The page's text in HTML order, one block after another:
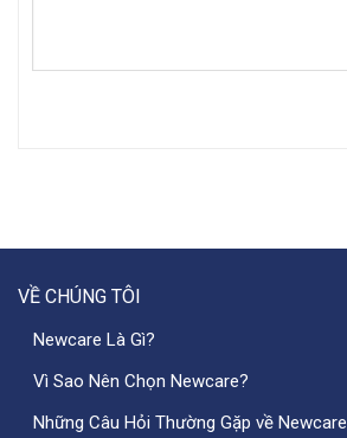
VỀ CHÚNG TÔI
Newcare Là Gì?
Vì Sao Nên Chọn Newcare?
Những Câu Hỏi Thường Gặp về Newcare